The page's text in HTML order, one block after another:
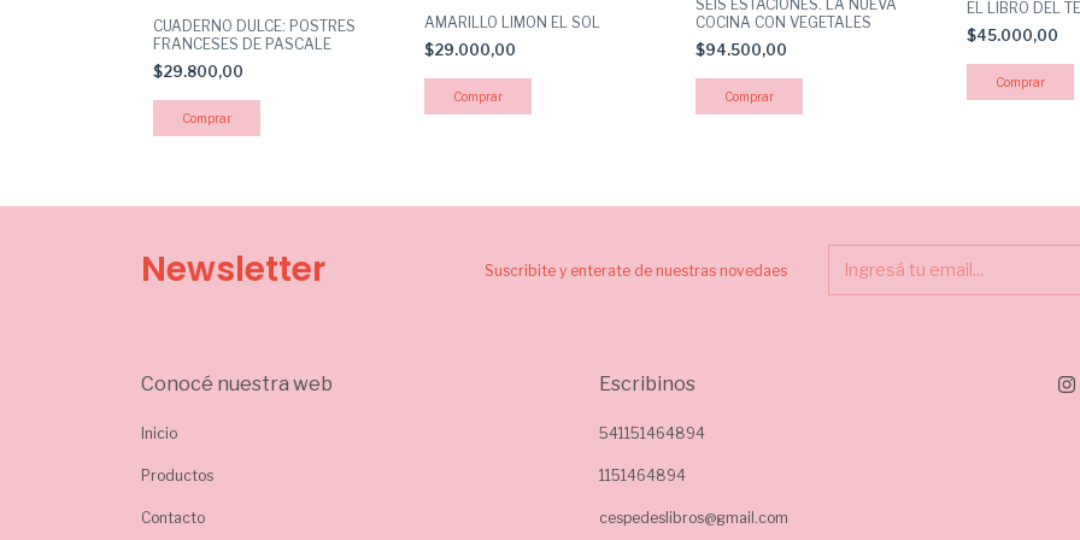
CUADERNO DULCE: POSTRES
FRANCESES DE PASCALE
$29.800,00
AMARILLO LIMON EL SOL
$29.000,00
SEIS ESTACIONES. LA NUEVA
COCINA CON VEGETALES
$94.500,00
EL LIBRO DEL TE
$45.000,00
Newsletter Suscribite y enterate de nuestras novedaes
Conocé nuestra web
Inicio
Productos
Contacto
Escribinos
541151464894
1151464894
cespedeslibros@gmail.com